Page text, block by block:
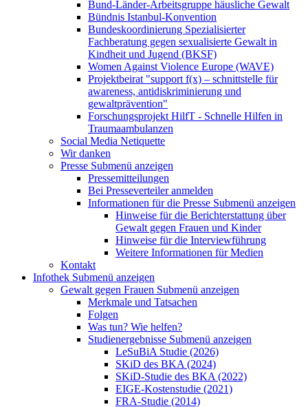
Bund-Länder-Arbeitsgruppe häusliche Gewalt
Bündnis Istanbul-Konvention
Bundeskoordinierung Spezialisierter
Fachberatung gegen sexualisierte Gewalt in
Kindheit und Jugend (BKSF)
Women Against Violence Europe (WAVE)
Projektbeirat "support f(x) – schnittstelle für
awareness, antidiskriminierung und
gewaltprävention"
Forschungsprojekt HilfT - Schnelle Hilfen in
Traumaambulanzen
Social Media Netiquette
Wir danken
Presse Submenü anzeigen
Pressemitteilungen
Bei Presseverteiler anmelden
Informationen für die Presse Submenü anzeigen
Hinweise für die Berichterstattung über
Gewalt gegen Frauen und Kinder
Hinweise für die Interviewführung
Weitere Informationen für Medien
Kontakt
Infothek Submenü anzeigen
Gewalt gegen Frauen Submenü anzeigen
Merkmale und Tatsachen
Folgen
Was tun? Wie helfen?
Studienergebnisse Submenü anzeigen
LeSuBiA Studie (2026)
SKiD des BKA (2024)
SKiD-Studie des BKA (2022)
EIGE-Kostenstudie (2021)
FRA-Studie (2014)